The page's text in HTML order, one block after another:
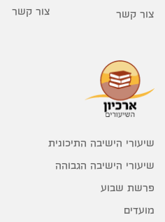
צור קשר
צור קשר
שיעורי הישיבה התיכונית
שיעורי הישיבה הגבוהה
פרשת שבוע
מועדים